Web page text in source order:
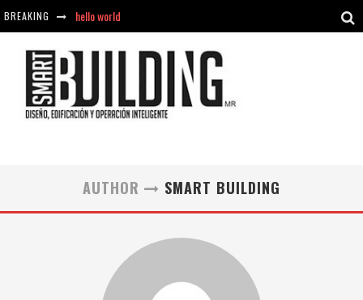
BREAKING hello world
hello world
AUTHOR SMART BUILDING